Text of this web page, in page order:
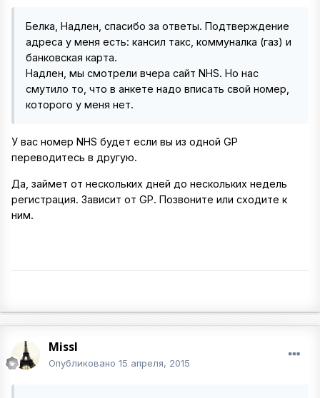
Белка, Надлен, спасибо за ответы. Подтверждение
адреса у меня есть: кансил такс, коммуналка (газ) и
банковская карта.
Надлен, мы смотрели вчера сайт NHS. Но нас
смутило то, что в анкете надо вписать свой номер,
которого у меня нет.
У вас номер NHS будет если вы из одной GP
переводитесь в другую.
Да, займет от нескольких дней до нескольких недель
регистрация. Зависит от GP. Позвоните или сходите к
ним.
MissI
Опубликовано 15 апреля, 2015